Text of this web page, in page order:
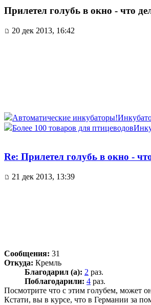
Прилетел голубь в окно - что
20 дек 2013, 16:42
Автоматические инкубаторы!
Более 100 товаров для птицеводов
Re: Прилетел голубь в окно -
21 дек 2013, 13:39
Сообщения: 31
Откуда: Кремль
Благодарил (а): 2 раз.
Поблагодарили: 4 раз.
Посмотрите что с этим голубем, может
Кстати, вы в курсе, что в Германии за